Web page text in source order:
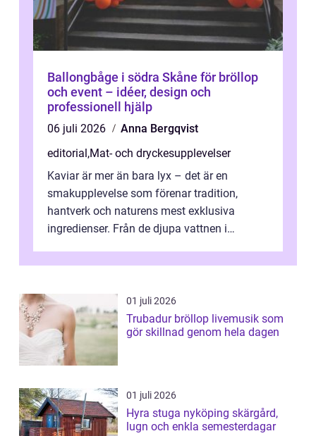
Ballongbåge i södra Skåne för bröllop
och event – idéer, design och
professionell hjälp
06 juli 2026
Anna Bergqvist
editorial ,Mat- och dryckesupplevelser
Kaviar är mer än bara lyx – det är en
smakupplevelse som förenar tradition,
hantverk och naturens mest exklusiva
ingredienser. Från de djupa vattnen i
01 juli 2026
Trubadur bröllop livemusik som
gör skillnad genom hela dagen
01 juli 2026
Hyra stuga nyköping skärgård,
lugn och enkla semesterdagar